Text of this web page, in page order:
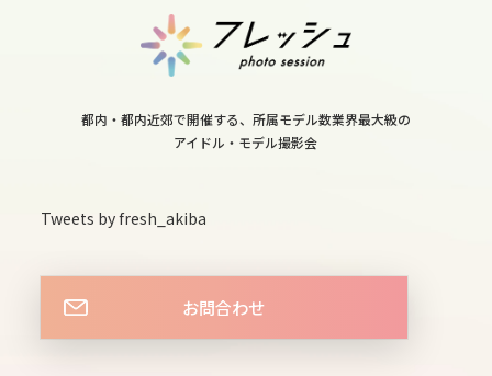
13
thu
fri
16
都内・都内近郊で開催する、所属モデル数業界最大級の
アイドル・モデル撮影会
Tweets by fresh_akiba
お問合わせ